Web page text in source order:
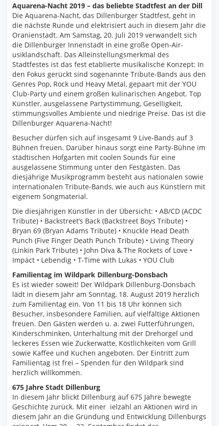
Aquarena-Nacht 2019 – das beliebte Stadtfest an der Dill
Die Aquarena-Nacht, das Dillenburger Stadtfest, geht in
die nächste Runde und elektrisiert auch in diesem Jahr die
Oranienstadt. Am Samstag, 20. Juli 2019 verwandelt sich
die Dillenburger Innenstadt in eine große Open-Air-
usiklandschaft. Das Alleinstellungsmerkmal des
Stadtfestes ist das fest etablierte musikalische Konzept: In
den Fokus gerückt sind sogenannte Tribute-Bands aus den
Genres Pop, Rock und Heavy Metal, gepaart mit der YOU
Club-Party und einem großen kulinarischen Angebot. Top
Künstler, ausgelassene Partystimmung, Geselligkeit,
stimmungsvolles Ambiente und niedrige Preise. Das ist die
Dillenburger Aquarena-Nacht!
Besucher dürfen sich auf insgesamt 9 Live-Bands auf 3
Bühnen freuen. Darüber hinaus sorgt eine Party-Bühne im
städtischen Hofgarten mit coolen Sounds für eine
ausgelassene Stimmung unter den Festgästen. Das
diesjährige Musikprogramm besteht aus nationalen sowie
internationalen Tribute-Bands, wie auch aus Künstlern mit
eigenem Songmaterial.
Die diesjährigen Künstler in der Übersicht: • AB/CD (ACDC
Tribute) • Backstreet’s Back (Backstreet Boys Tribute) •
Bryan 69 (Bryan Adams Tribute) • Knuckle Head Death
Punch (Five Finger Death Punch Tribute) • Living Theory
(Linkin Park Tribute) • John Diva & The Rockets of Love •
Impäct • Lebendig • T-Time with Lukas • YOU Club
Familientag im Wildpark Dillenburg-Donsbach
Es ist wieder soweit! Der Wildpark Dillenburg-Donsbach
lädt in diesem Jahr am Sonntag, 18. August 2019 herzlich
zum Familientag ein. Von 11 bis 18 Uhr können sich
Besucher, insbesondere Familien, auf vielfältige Aktionen
freuen. Den Gästen werden u. a. zwei Futterführungen,
Kinderschminken, Unterhaltung mit der Drehorgel und
leckeres Essen wie Zuckerwatte, Köstlichkeiten vom Grill
sowie Kaffee und Kuchen angeboten. Der Eintritt zum
Familientag ist frei – Spenden für den Wildpark sind
herzlich willkommen.
675 Jahre Stadt Dillenburg
In diesem Jahr blickt Dillenburg auf 675 Jahre bewegte
Geschichte zurück. Mit einer ielzahl an Aktionen wird in
diesem Jahr an die Gründung und Entwicklung Dillenburgs